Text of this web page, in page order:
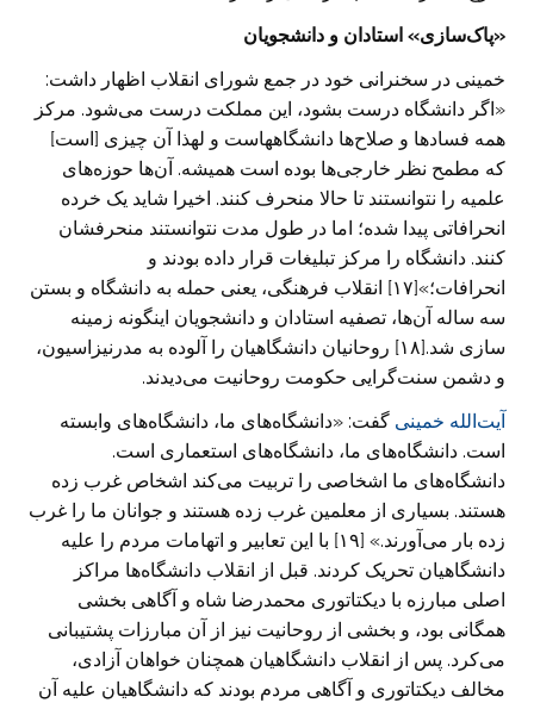
«پاک‌سازی» استادان و دانشجویان
خمینی در سخنرانی خود در جمع شورای انقلاب اظهار داشت:
«اگر دانشگاه درست بشود، این مملکت درست می‌شود. مرکز
همه فساد‌ها و صلاح‌ها دانشگاههاست و لهذا آن چیزی [است]
که مطمح نظر خارجی‌ها بوده است همیشه. آن‌ها حوزه‌های
علمیه را نتوانستند تا حالا منحرف کنند. اخیرا شاید یک خرده
انحرافاتی پیدا شده؛ اما در طول مدت نتوانستند منحرفشان
کنند. دانشگاه را مرکز تبلیغات قرار داده بودند و
انحرافات؛»[۱۷] انقلاب فرهنگی، یعنی حمله به دانشگاه و بستن
سه ساله آن‌ها، تصفیه استادان و دانشجویان اینگونه زمینه
سازی شد.[۱۸] روحانیان دانشگاهیان را آلوده به مدرنیزاسیون،
و دشمن سنت‌گرایی حکومت روحانیت می‌دیدند.
آیت‌الله خمینی گفت: «دانشگاه‌های ما، دانشگاه‌های وابسته
است. دانشگاه‌های ما، دانشگاه‌های استعماری است.
دانشگاه‌های ما اشخاصی را تربیت می‌کند اشخاص غرب زده
هستند. بسیاری از معلمین غرب زده هستند و جوانان ما را غرب
زده بار می‌آورند.» [۱۹] با این تعابیر و اتهامات مردم را علیه
دانشگاهیان تحریک کردند. قبل از انقلاب دانشگاه‌ها مراکز
اصلی مبارزه با دیکتاتوری محمدرضا شاه و آگاهی بخشی
همگانی بود، و بخشی از روحانیت نیز از آن مبارزات پشتیبانی
می‌کرد. پس از انقلاب دانشگاهیان همچنان خواهان آزادی،
مخالف دیکتاتوری و آگاهی مردم بودند که دانشگاهیان علیه آن